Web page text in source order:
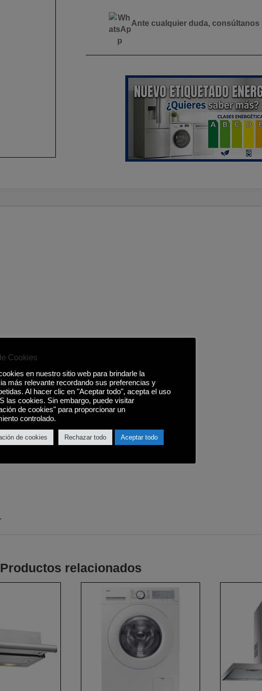
Ante cualquier duda, consúltanos
Productos relacionados
Cookies
en nuestro sitio web para brindarle la
más relevante recordando sus preferencias y
Al hacer clic en "Aceptar todo", acepta el uso
las cookies. Sin embargo, puede visitar
de cookies" para proporcionar un
controlado.
de cookies Rechazar todo Aceptar todo